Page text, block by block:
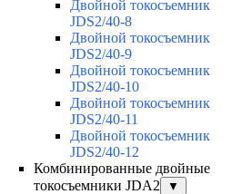
Двойной токосъемник
JDS2/40-8
Двойной токосъемник
JDS2/40-9
Двойной токосъемник
JDS2/40-10
Двойной токосъемник
JDS2/40-11
Двойной токосъемник
JDS2/40-12
Комбинированные двойные
токосъемники JDA2
▼